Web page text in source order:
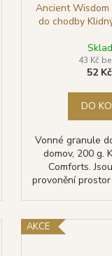
Ancient
do chodby
43 Kč
52
DO
Vonné granule
domov, 200 g.
Comforts.
provonění
AKCE